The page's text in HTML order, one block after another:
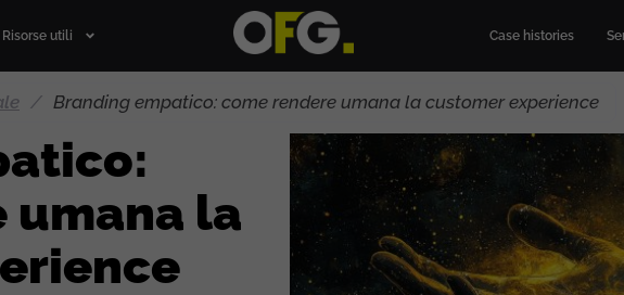
Risorse utili Case histories
/ Branding empatico: come rendere umana la customer experience
umana la